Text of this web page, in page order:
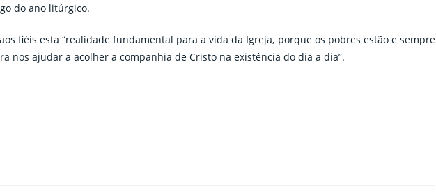
do ano litúrgico.
fiéis esta “realidade fundamental para a vida da Igreja, porque os pobres estão e sempre
nos ajudar a acolher a companhia de Cristo na existência do dia a dia”.